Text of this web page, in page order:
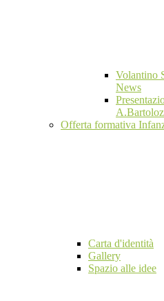
Volantino
News
Offerta formativa
Carta d'identità
Gallery
Spazio alle idee